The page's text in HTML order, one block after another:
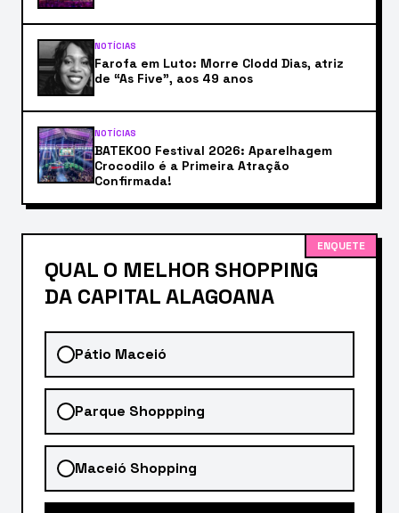
NOTÍCIAS
Farofa em Luto: Morre Clodd Dias, atriz
de “As Five”, aos 49 anos
NOTÍCIAS
BATEKOO Festival 2026: Aparelhagem
Crocodilo é a Primeira Atração
Confirmada!
ENQUETE
QUAL O MELHOR SHOPPING
DA CAPITAL ALAGOANA
Pátio Maceió
Parque Shoppping
Maceió Shopping